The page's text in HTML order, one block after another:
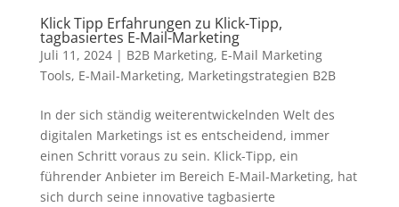
Klick Tipp Erfahrungen zu Klick-Tipp,
tagbasiertes E-Mail-Marketing
Juli 11, 2024| B2B Marketing, E-Mail Marketing
Tools, E-Mail-Marketing, Marketingstrategien B2B
In der sich ständig weiterentwickelnden Welt des
digitalen Marketings ist es entscheidend, immer
einen Schritt voraus zu sein. Klick-Tipp, ein
führender Anbieter im Bereich E-Mail-Marketing, hat
sich durch seine innovative tagbasierte